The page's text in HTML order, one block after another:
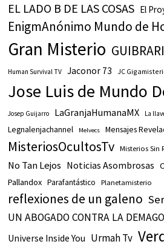
EL LADO B DE LAS COSAS El
EnigmAnónimo Mundo de
Gran Misterio
Human Survival TV Jaconor 73 JC
Jose Luis de Mundo
Josep Guijarro LaGranjaHumanaMX La
Legnalenjachannel Melvecs Mensajes
MisteriosOcultosTv Misterios Sin
No Tan Lejos Noticias Asombrosas
Pallandox Parafantástico Planetamisterio
reflexiones de un galeno
UN ABOGADO CONTRA LA
Universe Inside You Urmah Tv